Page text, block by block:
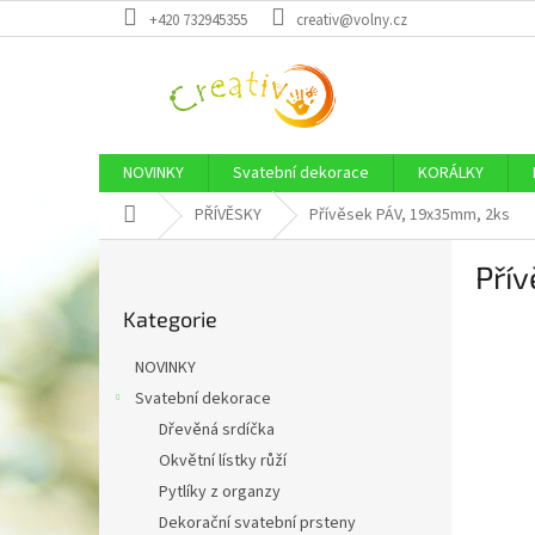
na
+420 732945355 creativ@volny.cz
NOVINKY Svatební dekorace KORÁLKY
Domů PŘÍVĚSKY Přívěsek PÁV, 19x35mm, 2ks
P
o
p
a
kategorie
Kategorie
NOVINKY
Svatební dekorace
Dřevěná srdíčka
Okvětní lístky růží
Pytlíky z organzy
Dekorační svatební prsteny